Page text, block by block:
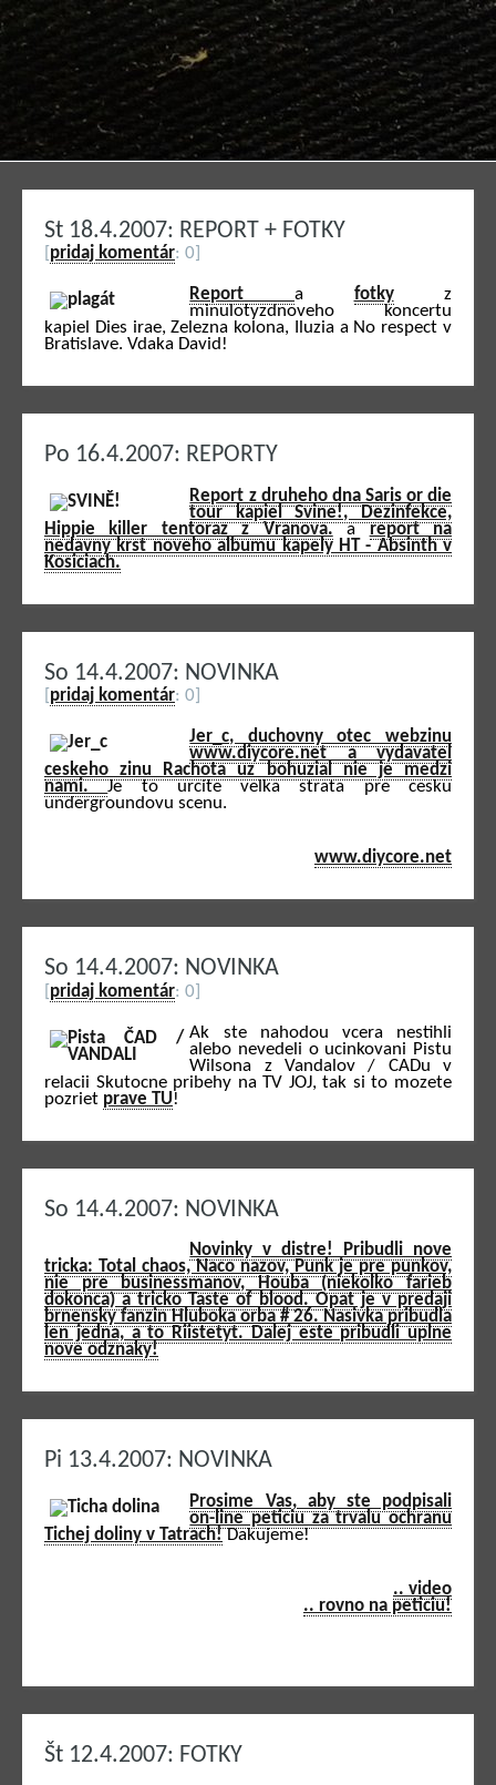
St 18.4.2007: REPORT + FOTKY
pridaj komentár: 0]
Report a fotkyz
minulotyzdnoveho koncertu
kapiel Dies irae, Zelezna kolona, Iluzia a No respect v
Bratislave. Vdaka David!
Po 16.4.2007: REPORTY
Report z druheho dna Saris or die
tour kapiel Svine!, Dezinfekce,
Hippie killer tentoraz z Vranova.areport na
nedavny krst noveho albumu kapely HT - Absinth v
Kosiciach.
So 14.4.2007: NOVINKA
pridaj komentár: 0]
Jer_c, duchovny otec webzinu
www.diycore.net a vydavatel
ceskeho zinu Rachota uz bohuzial nie je medzi
nami.Je to urcite velka strata pre cesku
undergroundovu scenu.
www.diycore.net
So 14.4.2007: NOVINKA
pridaj komentár: 0]
Ak ste nahodou vcera nestihli
alebo nevedeli o ucinkovani Pistu
Wilsona z Vandalov / CADu v
relacii Skutocne pribehy na TV JOJ, tak si to mozete
pozriet prave TU!
So 14.4.2007: NOVINKA
Novinky v distre! Pribudli nove
tricka: Total chaos, Naco nazov, Punk je pre punkov,
nie pre businessmanov, Houba (niekolko farieb
dokonca) a tricko Taste of blood. Opat je v predaji
brnensky fanzin Hluboka orba # 26. Nasivka pribudla
len jedna, a to Riistetyt. Dalej este pribudli uplne
nove odznaky!
Pi 13.4.2007: NOVINKA
Prosime Vas, aby ste podpisali
on-line peticiu za trvalu ochranu
Tichej doliny v Tatrach!Dakujeme!
.. video
.. rovno na peticiu!
Št 12.4.2007: FOTKY